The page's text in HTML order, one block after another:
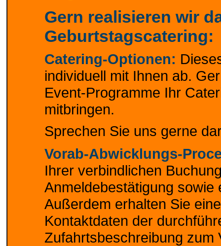
Gern realisieren wir
Geburtstagscatering:
Catering-Optionen:
individuell mit Ihnen ab.
Event-Programme Ihr
mitbringen.
Sprechen Sie uns gerne
Vorab-Abwicklungs-
Ihrer verbindlichen
Anmeldebestätigung
Außerdem erhalten Sie
Kontaktdaten der
Zufahrtsbeschreibung zum